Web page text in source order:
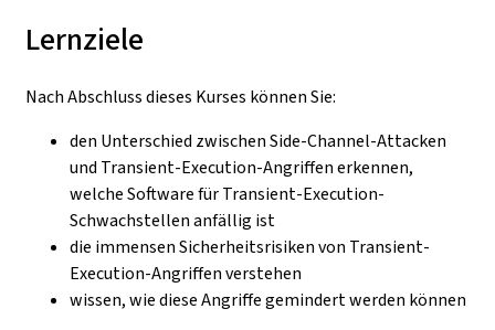
Lernziele
Nach Abschluss dieses Kurses können Sie:
den Unterschied zwischen Side-Channel-Attacken
und Transient-Execution-Angriffen erkennen,
welche Software für Transient-Execution-
Schwachstellen anfällig ist
die immensen Sicherheitsrisiken von Transient-
Execution-Angriffen verstehen
wissen, wie diese Angriffe gemindert werden können